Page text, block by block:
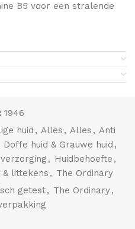
B5 voor een stralende
1946
huid , Alles , Alles , Anti
Doffe huid & Grauwe huid ,
, Huidbehoefte ,
& littekens , The Ordinary
getest, The Ordinary,